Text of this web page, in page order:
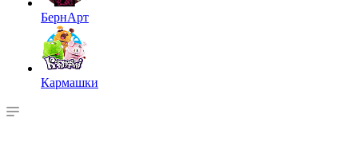
БернАрт
Кармашки